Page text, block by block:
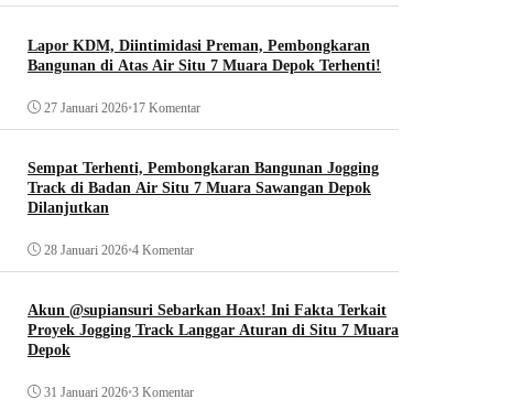
Lapor KDM, Diintimidasi Preman, Pembongkaran
Bangunan di Atas Air Situ 7 Muara Depok Terhenti!
27 Januari 2026•17 Komentar
Sempat Terhenti, Pembongkaran Bangunan Jogging
Track di Badan Air Situ 7 Muara Sawangan Depok
Dilanjutkan
28 Januari 2026•4 Komentar
Akun @supiansuri Sebarkan Hoax! Ini Fakta Terkait
Proyek Jogging Track Langgar Aturan di Situ 7 Muara
Depok
31 Januari 2026•3 Komentar